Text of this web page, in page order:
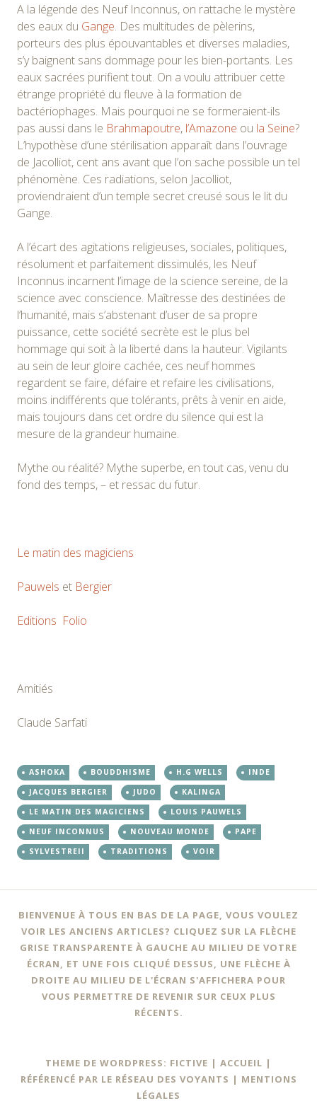
A la légende des Neuf Inconnus, on rattache le mystère
des eaux du Gange. Des multitudes de pèlerins,
porteurs des plus épouvantables et diverses maladies,
s’y baignent sans dommage pour les bien-portants. Les
eaux sacrées purifient tout. On a voulu attribuer cette
étrange propriété du fleuve à la formation de
bactériophages. Mais pourquoi ne se formeraient-ils
pas aussi dans le Brahmapoutre, l’Amazone ou la Seine?
L’hypothèse d’une stérilisation apparaît dans l’ouvrage
de Jacolliot, cent ans avant que l’on sache possible un tel
phénomène. Ces radiations, selon Jacolliot,
proviendraient d’un temple secret creusé sous le lit du
Gange.
A l’écart des agitations religieuses, sociales, politiques,
résolument et parfaitement dissimulés, les Neuf
Inconnus incarnent l’image de la science sereine, de la
science avec conscience. Maîtresse des destinées de
l’humanité, mais s’abstenant d’user de sa propre
puissance, cette société secrète est le plus bel
hommage qui soit à la liberté dans la hauteur. Vigilants
au sein de leur gloire cachée, ces neuf hommes
regardent se faire, défaire et refaire les civilisations,
moins indifférents que tolérants, prêts à venir en aide,
mais toujours dans cet ordre du silence qui est la
mesure de la grandeur humaine.
Mythe ou réalité? Mythe superbe, en tout cas, venu du
fond des temps, – et ressac du futur.
Le matin des magiciens
Pauwels et Bergier
Editions Folio
Amitiés
Claude Sarfati
ASHOKA BOUDDHISME H.G WELLS
INDE
JACQUES BERGIER
JUDO
KALINGA
LE MATIN DES MAGICIENS
LOUIS PAUWELS
NEUF INCONNUS
NOUVEAU MONDE
PAPE
SYLVESTREII
TRADITIONS VOIR
BIENVENUE À TOUS EN BAS DE LA PAGE, VOUS VOULEZ
VOIR LES ANCIENS ARTICLES? CLIQUEZ SUR LA FLÈCHE
GRISE TRANSPARENTE À GAUCHE AU MILIEU DE VOTRE
ÉCRAN, ET UNE FOIS CLIQUÉ DESSUS, UNE FLÈCHE À
DROITE AU MILIEU DE L'ÉCRAN S'AFFICHERA POUR
VOUS PERMETTRE DE REVENIR SUR CEUX PLUS
RÉCENTS.
THEME DE WORDPRESS: FICTIVE | ACCUEIL |
RÉFÉRENCÉ PAR LE RÉSEAU DES VOYANTS | MENTIONS
LÉGALES